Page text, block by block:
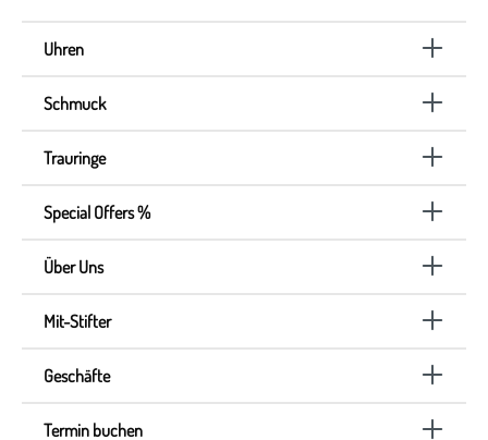
Uhren
Schmuck
Trauringe
Special Offers %
Über Uns
Mit-Stifter
Geschäfte
Termin buchen